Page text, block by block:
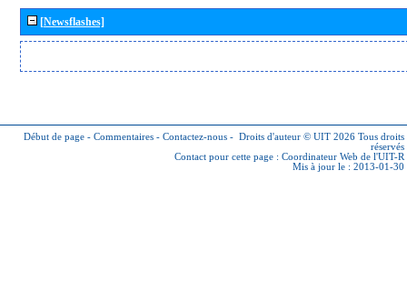
[Newsflashes]
Début de page - Commentaires - Contactez-nous - Droits d'auteur © UIT 2026 Tous droits
réservés
Contact pour cette page : Coordinateur Web de l'UIT-R
Mis à jour le : 2013-01-30